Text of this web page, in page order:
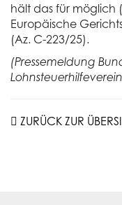
hält das für möglich
Europäische
(Az. C-223/25).
(Pressemeldung
ZURÜCK ZUR